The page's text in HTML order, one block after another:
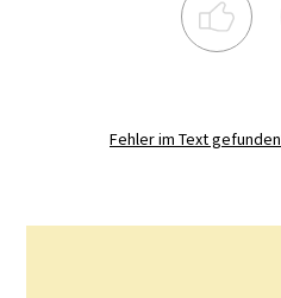
Fehler im Text